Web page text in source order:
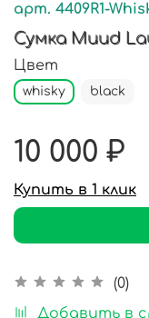
арт. 4409R1-
Сумка Muud
(0)
Добавить в
Цвет
whisky black
10 000 ₽
Купить в 1 клик